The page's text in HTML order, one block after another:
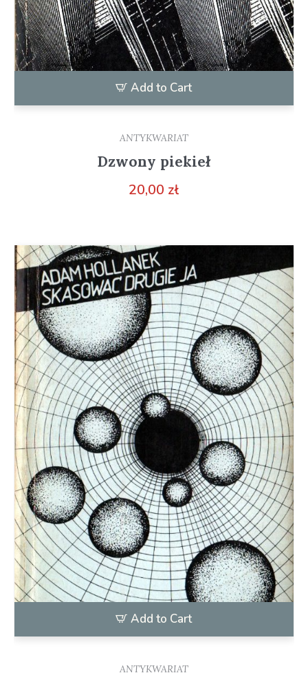
Add to Cart
ANTYKWARIAT
Dzwony piekieł
20,00 zł
Add to Cart
ANTYKWARIAT